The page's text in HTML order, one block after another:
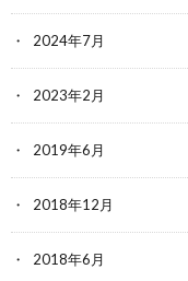
2024年7月
2023年2月
2019年6月
2018年12月
2018年6月